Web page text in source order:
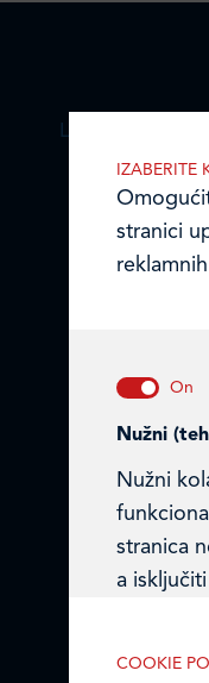
LEDO PLUS
Ulica Julija
10000 Zagreb,
Prodajni centri
Ledo u inozemstvu
Online formular
COOKIE
IZABERITE
stranici
Nužni
Nužni
stranica
a